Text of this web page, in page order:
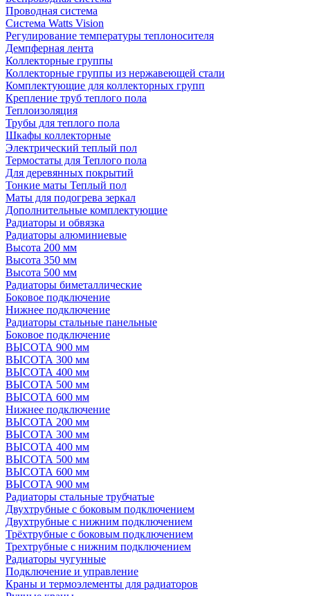
Проводная система
Система Watts Vision
Регулирование температуры теплоносителя
Демпферная лента
Коллекторные группы
Коллекторные группы из нержавеющей стали
Комплектующие для коллекторных групп
Крепление труб теплого пола
Теплоизоляция
Трубы для теплого пола
Шкафы коллекторные
Электрический теплый пол
Термостаты для Теплого пола
Для деревянных покрытий
Тонкие маты Теплый пол
Маты для подогрева зеркал
Дополнительные комплектующие
Радиаторы и обвязка
Радиаторы алюминиевые
Высота 200 мм
Высота 350 мм
Высота 500 мм
Радиаторы биметаллические
Боковое подключение
Нижнее подключение
Радиаторы стальные панельные
Боковое подключение
ВЫСОТА 900 мм
ВЫСОТА 300 мм
ВЫСОТА 400 мм
ВЫСОТА 500 мм
ВЫСОТА 600 мм
Нижнее подключение
ВЫСОТА 200 мм
ВЫСОТА 300 мм
ВЫСОТА 400 мм
ВЫСОТА 500 мм
ВЫСОТА 600 мм
ВЫСОТА 900 мм
Радиаторы стальные трубчатые
Двухтрубные с боковым подключением
Двухтрубные с нижним подключением
Трёхтрубные с боковым подключением
Трехтрубные с нижним подключением
Радиаторы чугунные
Подключение и управление
Краны и термоэлементы для радиаторов